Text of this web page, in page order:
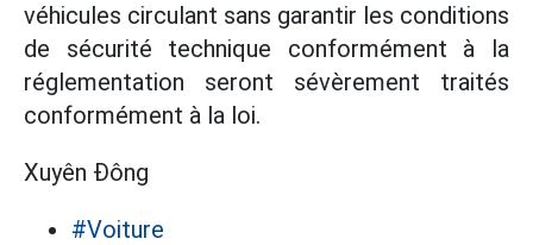
véhicules circulant sans garantir les conditions
de sécurité technique conformément à la
réglementation seront sévèrement traités
conformément à la loi.
Xuyên Đông
#Voiture